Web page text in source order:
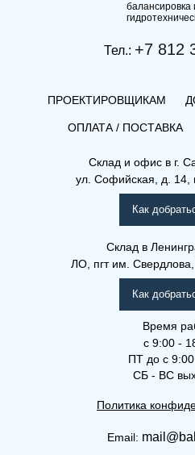
балансировка
Тел.: +7 812
ПРОЕКТИРОВЩИКАМ
ОПЛАТА / ПОСТАВКА
Склад и офис в г.
ул. Софийская, д. 14,
Как
Склад в
ЛО, пгт им.
Как
Время
с 9:00 -
ПТ до с
СБ - ВС
Политика
Email: